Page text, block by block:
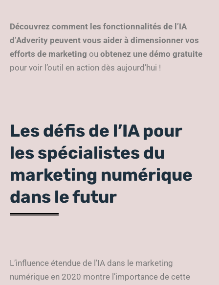
Découvrez comment les fonctionnalités de l’IA
d’Adverity peuvent vous aider à dimensionner vos
efforts de marketing ou obtenez une démo gratuite
pour voir l’outil en action dès aujourd’hui !
Les défis de l’IA pour
les spécialistes du
marketing numérique
dans le futur
L’influence étendue de l’IA dans le marketing
numérique en 2020 montre l’importance de cette